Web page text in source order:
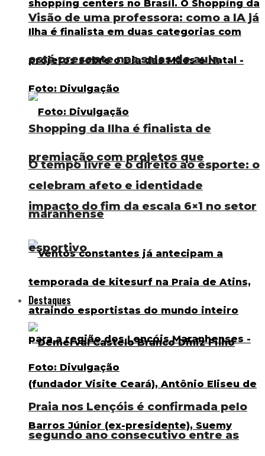
Shopping da Ilha é finalista de
premiação com projetos que
celebram afeto e identidade
maranhense
Praia nos Lençóis é confirmada pelo
segundo ano consecutivo entre as
Visão de uma professora: como a IA já
está presente nas salas de aula
O tempo livre e o direito ao esporte: o
impacto do fim da escala 6×1 no setor
esportivo
Destaques